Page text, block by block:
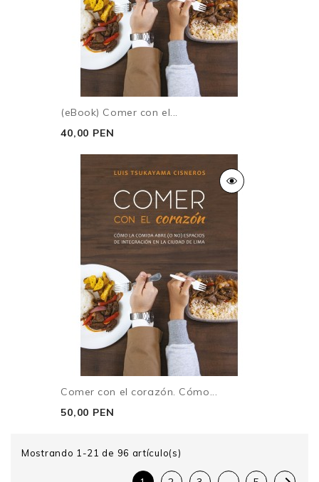
(eBook) Comer con el...
40,00 PEN
Comer con el corazón. Cómo...
50,00 PEN
Mostrando 1-21 de 96 artículo(s)